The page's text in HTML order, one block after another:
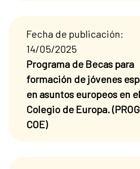
Fecha de publicación:
14/05/2025
Programa de Becas para
formación de jóvenes
en asuntos europeos en el
Colegio de Europa.
COE)